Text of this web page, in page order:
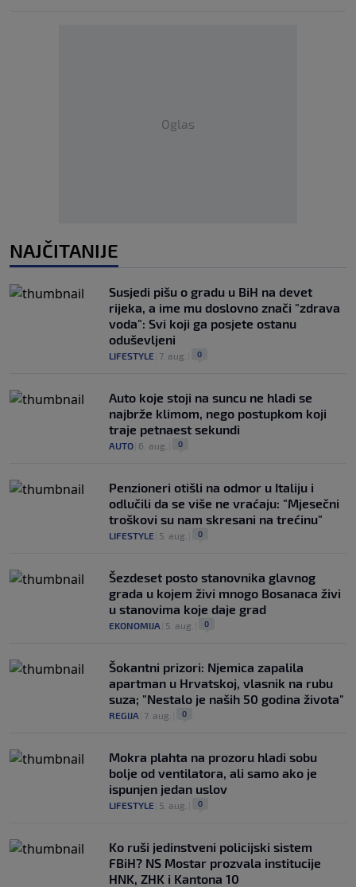
Oglas
NAJČITANIJE
Susjedi pišu o gradu u BiH na devet
rijeka, a ime mu doslovno znači "zdrava
voda": Svi koji ga posjete ostanu
oduševljeni
LIFESTYLE 7. aug. 0
Auto koje stoji na suncu ne hladi se
najbrže klimom, nego postupkom koji
traje petnaest sekundi
AUTO 6. aug. 0
Penzioneri otišli na odmor u Italiju i
odlučili da se više ne vraćaju: "Mjesečni
troškovi su nam skresani na trećinu"
LIFESTYLE 5. aug. 0
Šezdeset posto stanovnika glavnog
grada u kojem živi mnogo Bosanaca živi
u stanovima koje daje grad
EKONOMIJA 5. aug. 0
Šokantni prizori: Njemica zapalila
apartman u Hrvatskoj, vlasnik na rubu
suza; "Nestalo je naših 50 godina života"
REGIJA 7. aug. 0
Mokra plahta na prozoru hladi sobu
bolje od ventilatora, ali samo ako je
ispunjen jedan uslov
LIFESTYLE 5. aug. 0
Ko ruši jedinstveni policijski sistem
FBiH? NS Mostar prozvala institucije
HNK, ZHK i Kantona 10